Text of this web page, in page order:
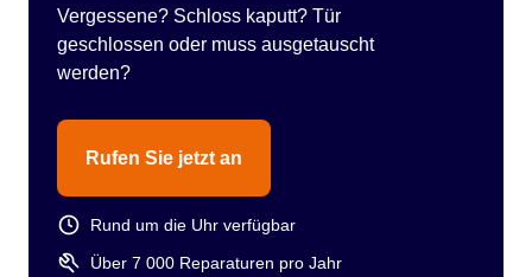
Vergessene? Schloss kaputt? Tür
geschlossen oder muss ausgetauscht
werden?
Rufen Sie jetzt an
Rund um die Uhr verfügbar
Über 7 000 Reparaturen pro Jahr